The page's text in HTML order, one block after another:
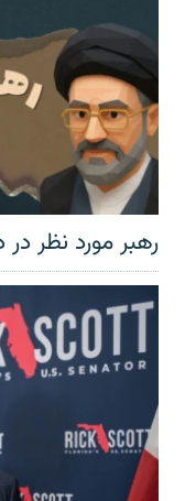
رهبر مورد نظر